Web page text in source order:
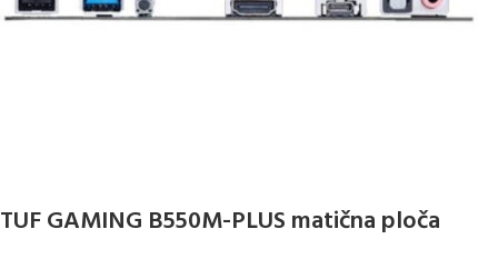
TUF GAMING B550M-PLUS matična ploča